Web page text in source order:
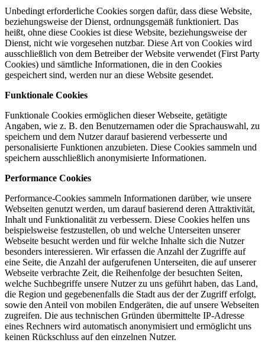
Unbedingt erforderliche Cookies sorgen dafür, dass diese Website,
beziehungsweise der Dienst, ordnungsgemäß funktioniert. Das
heißt, ohne diese Cookies ist diese Website, beziehungsweise der
Dienst, nicht wie vorgesehen nutzbar. Diese Art von Cookies wird
ausschließlich von dem Betreiber der Website verwendet (First Party
Cookies) und sämtliche Informationen, die in den Cookies
gespeichert sind, werden nur an diese Website gesendet.
Funktionale Cookies
Funktionale Cookies ermöglichen dieser Webseite, getätigte
Angaben, wie z. B. den Benutzernamen oder die Sprachauswahl, zu
speichern und dem Nutzer darauf basierend verbesserte und
personalisierte Funktionen anzubieten. Diese Cookies sammeln und
speichern ausschließlich anonymisierte Informationen.
Performance Cookies
Performance-Cookies sammeln Informationen darüber, wie unsere
Webseiten genutzt werden, um darauf basierend deren Attraktivität,
Inhalt und Funktionalität zu verbessern. Diese Cookies helfen uns
beispielsweise festzustellen, ob und welche Unterseiten unserer
Webseite besucht werden und für welche Inhalte sich die Nutzer
besonders interessieren. Wir erfassen die Anzahl der Zugriffe auf
eine Seite, die Anzahl der aufgerufenen Unterseiten, die auf unserer
Webseite verbrachte Zeit, die Reihenfolge der besuchten Seiten,
welche Suchbegriffe unsere Nutzer zu uns geführt haben, das Land,
die Region und gegebenenfalls die Stadt aus der der Zugriff erfolgt,
sowie den Anteil von mobilen Endgeräten, die auf unsere Webseiten
zugreifen. Die aus technischen Gründen übermittelte IP-Adresse
eines Rechners wird automatisch anonymisiert und ermöglicht uns
keinen Rückschluss auf den einzelnen Nutzer.